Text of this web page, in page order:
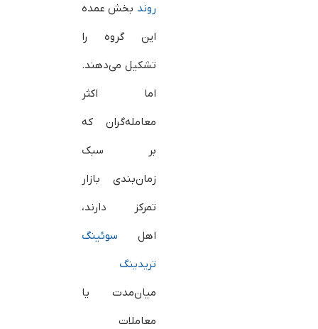
روند بخش عمده
این گروه را
تشکیل می‌دهند.
اما اکثر
معامله‌گران که
بر سبک
زمان‌بندی بازار
تمرکز دارند،
اهل سوئینگ
تریدینگ
میان‌مدت یا
معاملات